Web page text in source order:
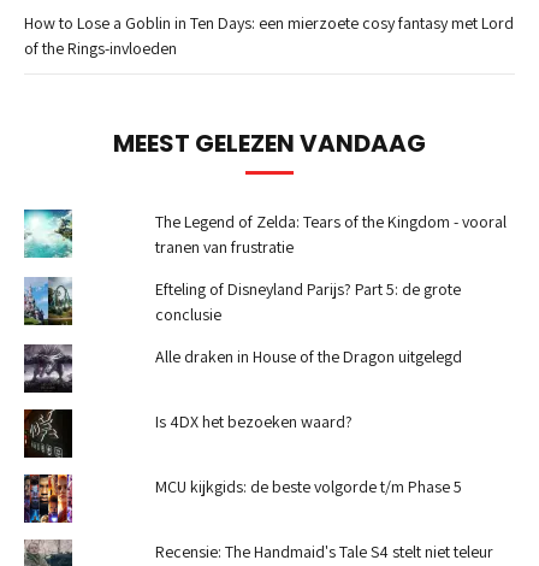
How to Lose a Goblin in Ten Days: een mierzoete cosy fantasy met Lord
of the Rings-invloeden
MEEST GELEZEN VANDAAG
The Legend of Zelda: Tears of the Kingdom - vooral
tranen van frustratie
Efteling of Disneyland Parijs? Part 5: de grote
conclusie
Alle draken in House of the Dragon uitgelegd
Is 4DX het bezoeken waard?
MCU kijkgids: de beste volgorde t/m Phase 5
Recensie: The Handmaid's Tale S4 stelt niet teleur